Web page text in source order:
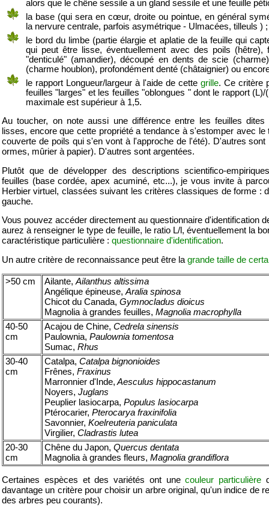
alors que le chêne sessile a un gland sessile et une feuille
la base (qui sera en cœur, droite ou pointue, en général
la nervure centrale, parfois asymétrique - Ulmacées, tilleuls ) ;
le bord du limbe (partie élargie et aplatie de la feuille qui
qui peut être lisse, éventuellement avec des poils (hêtre),
"denticulé" (amandier), découpé en dents de scie
(charme houblon), profondément denté (châtaignier) ou
le rapport Longueur/largeur à l'aide de cettegrille. Ce critère
feuilles "larges" et les feuilles "oblongues " dont le rapport (L)/
maximale est supérieur à 1,5.
Au toucher, on note aussi une différence entre les feuilles dites
lisses, encore que cette propriété a tendance à s'estomper avec le
couverte de poils qui s'en vont à l'approche de l'été). D'autres
ormes, mûrier à papier). D'autres sont argentées.
Plutôt que de développer des descriptions scientifico-
feuilles (base cordée, apex acuminé, etc...), je vous invite à
Herbier virtuel, classées suivant les critères classiques de forme :
gauche.
Vous pouvez accéder directement au questionnaire d'identification
aurez à renseigner le type de feuille, le ratio L/l, éventuellement la
caractéristique particulière : questionnaire d'identification.
Un autre critère de reconnaissance peut être la grande taille de
>50 cm Ailante,Ailanthus altissima
Angélique épineuse,Aralia spinosa
Chicot du Canada, Gymnocladus dioicus
Magnolia à grandes feuilles, Magnolia macrophylla
40-50
cm
Acajou de Chine, Cedrela sinensis
Paulownia, Paulownia tomentosa
Sumac, Rhus
30-40
cm
Catalpa, Catalpa bignonioides
Frênes, Fraxinus
Marronnier d'Inde,Aesculus hippocastanum
Noyers, Juglans
Peuplier lasiocarpa, Populus lasiocarpa
Ptérocarier, Pterocarya fraxinifolia
Savonnier, Koelreuteria paniculata
Virgilier, Cladrastis lutea
20-30
cm
Chêne du Japon, Quercus dentata
Magnolia à grandes fleurs, Magnolia grandiflora
Certaines espèces et des variétés ont unecouleur particulière
davantage un critère pour choisir un arbre original, qu'un indice de
des arbres peu courants).